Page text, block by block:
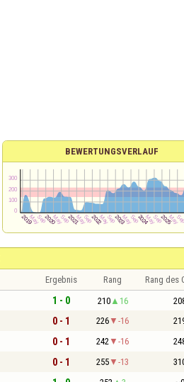
BEWERTUNGSVERLAUF
Ergebnis Rang Rang des
1 - 0 210 16
0 - 1 226 -16
0 - 1 242 -16
0 - 1 255 -13